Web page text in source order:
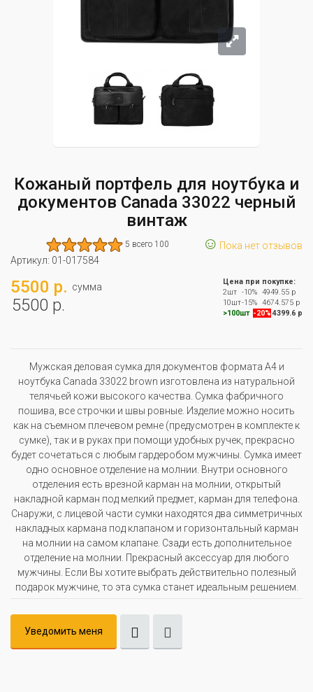
Кожаный портфель для ноутбука и
документов Canada 33022 черный
винтаж
5 всего 100 ☺ Пока нет отзывов
Артикул: 01-017584
5500 р. сумма
5500 р.
Цена при покупке:
2шт -10% 4949.55 р
10шт-15% 4674.575 р
>100шт -20% 4399.6 р
Мужская деловая сумка для документов формата А4 и
ноутбука Canada 33022 brown изготовлена из натуральной
телячьей кожи высокого качества. Сумка фабричного
пошива, все строчки и швы ровные. Изделие можно носить
как на съемном плечевом ремне (предусмотрен в комплекте к
сумке), так и в руках при помощи удобных ручек, прекрасно
будет сочетаться с любым гардеробом мужчины. Сумка имеет
одно основное отделение на молнии. Внутри основного
отделения есть врезной карман на молнии, открытый
накладной карман под мелкий предмет, карман для телефона.
Снаружи, с лицевой части сумки находятся два симметричных
накладных кармана под клапаном и горизонтальный карман
на молнии на самом клапане. Сзади есть дополнительное
отделение на молнии. Прекрасный аксессуар для любого
мужчины. Если Вы хотите выбрать действительно полезный
подарок мужчине, то эта сумка станет идеальным решением.
Уведомить меня